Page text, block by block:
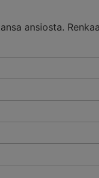
ansiosta.